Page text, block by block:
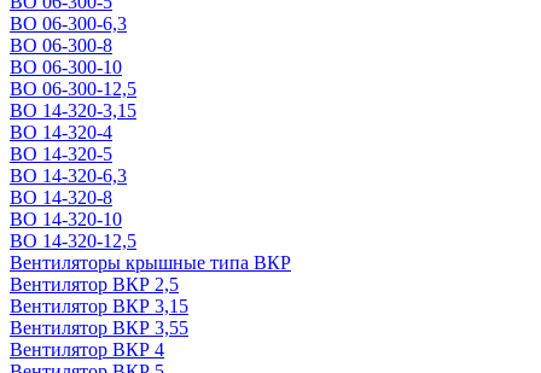
ВО 06-300-6,3
ВО 06-300-8
ВО 06-300-10
ВО 06-300-12,5
ВО 14-320-3,15
ВО 14-320-4
ВО 14-320-5
ВО 14-320-6,3
ВО 14-320-8
ВО 14-320-10
ВО 14-320-12,5
Вентиляторы крышные типа ВКР
Вентилятор ВКР 2,5
Вентилятор ВКР 3,15
Вентилятор ВКР 3,55
Вентилятор ВКР 4